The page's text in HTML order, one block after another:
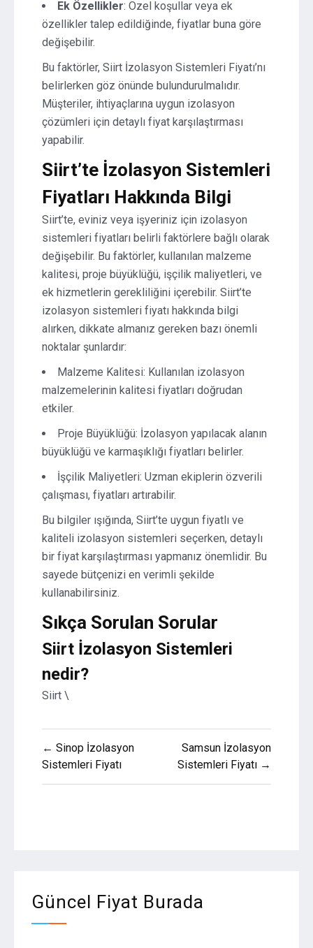
Ek Özellikler: Özel koşullar veya ek
özellikler talep edildiğinde, fiyatlar buna göre
değişebilir.
Bu faktörler, Siirt İzolasyon Sistemleri Fiyatı’nı
belirlerken göz önünde bulundurulmalıdır.
Müşteriler, ihtiyaçlarına uygun izolasyon
çözümleri için detaylı fiyat karşılaştırması
yapabilir.
Siirt’te İzolasyon Sistemleri
Fiyatları Hakkında Bilgi
Siirt’te, eviniz veya işyeriniz için izolasyon
sistemleri fiyatları belirli faktörlere bağlı olarak
değişebilir. Bu faktörler, kullanılan malzeme
kalitesi, proje büyüklüğü, işçilik maliyetleri, ve
ek hizmetlerin gerekliliğini içerebilir. Siirt’te
izolasyon sistemleri fiyatı hakkında bilgi
alırken, dikkate almanız gereken bazı önemli
noktalar şunlardır:
Malzeme Kalitesi: Kullanılan izolasyon
malzemelerinin kalitesi fiyatları doğrudan
etkiler.
Proje Büyüklüğü: İzolasyon yapılacak alanın
büyüklüğü ve karmaşıklığı fiyatları belirler.
İşçilik Maliyetleri: Uzman ekiplerin özverili
çalışması, fiyatları artırabilir.
Bu bilgiler ışığında, Siirt’te uygun fiyatlı ve
kaliteli izolasyon sistemleri seçerken, detaylı
bir fiyat karşılaştırması yapmanız önemlidir. Bu
sayede bütçenizi en verimli şekilde
kullanabilirsiniz.
Sıkça Sorulan Sorular
Siirt İzolasyon Sistemleri
nedir?
Siirt \
Yazı
gezinmesi
← Sinop İzolasyon
Sistemleri Fiyatı
Samsun İzolasyon
Sistemleri Fiyatı →
Güncel Fiyat Burada